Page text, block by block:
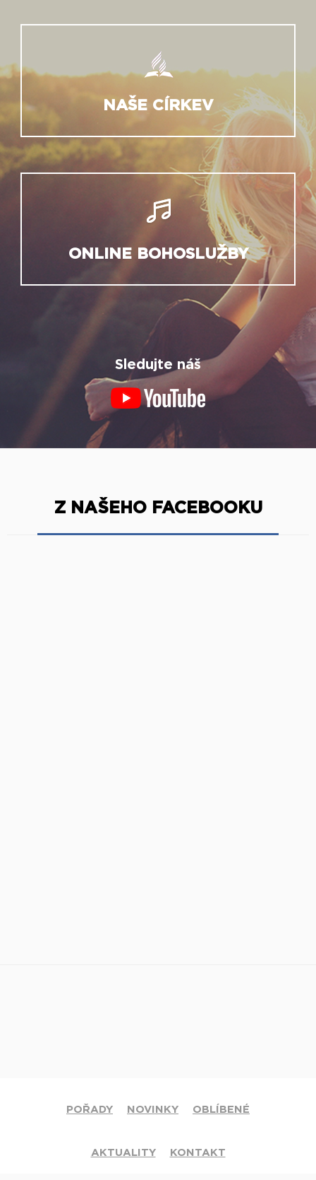
NAŠE CÍRKEV
ONLINE BOHOSLUŽBY
Sledujte náš
Z NAŠEHO FACEBOOKU
POŘADY NOVINKY OBLÍBENÉ
AKTUALITY KONTAKT